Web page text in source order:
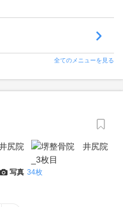
全てのメニューを見る
写真 34枚